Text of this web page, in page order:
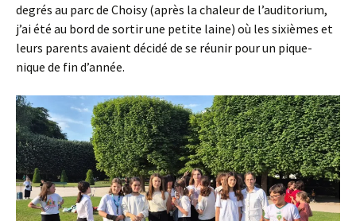
degrés au parc de Choisy (après la chaleur de l’auditorium,
j’ai été au bord de sortir une petite laine) où les sixièmes et
leurs parents avaient décidé de se réunir pour un pique-
nique de fin d’année.